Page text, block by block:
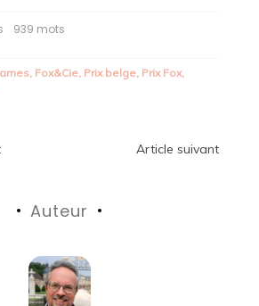
939 mots
, Fox&Cie, Prix belge, Prix Fox,
Article suivant
Auteur